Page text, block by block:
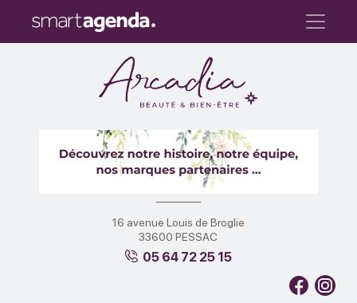
16 avenue Louis de Broglie
33600 PESSAC
05 64 72 25 15